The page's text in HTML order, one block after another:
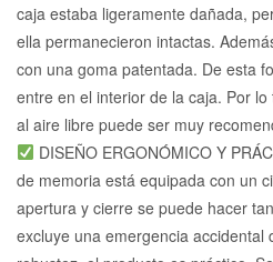
caja estaba ligeramente dañada,
ella permanecieron intactas.
con una goma patentada. De esta
entre en el interior de la caja. Por
al aire libre puede ser muy
DISEÑO ERGONÓMICO Y
de memoria está equipada con un
apertura y cierre se puede hacer
excluye una emergencia accidental